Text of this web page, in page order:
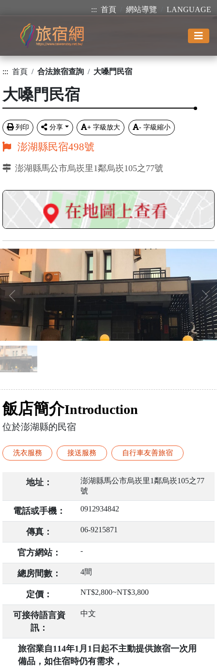
::: 首頁 網站導覽 LANGUAGE
::: 首頁 合法旅宿查詢 大嗓門民宿
大嗓門民宿
列印 分享 + 字級放大 - 字級縮小
澎湖縣民宿498號
澎湖縣馬公市烏崁里1鄰烏崁105之77號
飯店簡介Introduction
位於澎湖縣的民宿
洗衣服務 接送服務 自行車友善旅宿
地址：
澎湖縣馬公市烏崁里1鄰烏崁105之77
號
電話或手機： 0912934842
傳真： 06-9215871
官方網站： -
總房間數： 4間
定價： NT$2,800~NT$3,800
可接待語言資
訊：
中文
旅宿業自114年1月1日起不主動提供旅宿一次用
備品，如住宿時仍有需求，